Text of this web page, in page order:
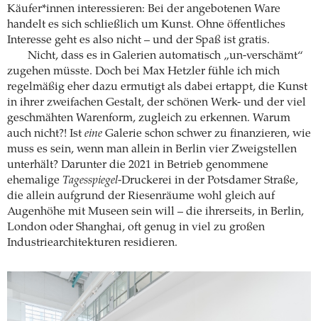
Käufer*innen interessieren: Bei der angebotenen Ware
handelt es sich schließlich um Kunst. Ohne öffentliches
Interesse geht es also nicht – und der Spaß ist gratis.
Nicht, dass es in Galerien automatisch „un-verschämt“
zugehen müsste. Doch bei Max Hetzler fühle ich mich
regelmäßig eher dazu ermutigt als dabei ertappt, die Kunst
in ihrer zweifachen Gestalt, der schönen Werk- und der viel
geschmähten Warenform, zugleich zu erkennen. Warum
auch nicht?! Ist eine Galerie schon schwer zu finanzieren, wie
muss es sein, wenn man allein in Berlin vier Zweigstellen
unterhält? Darunter die 2021 in Betrieb genommene
ehemalige Tagesspiegel-Druckerei in der Potsdamer Straße,
die allein aufgrund der Riesenräume wohl gleich auf
Augenhöhe mit Museen sein will – die ihrerseits, in Berlin,
London oder Shanghai, oft genug in viel zu großen
Industriearchitekturen residieren.